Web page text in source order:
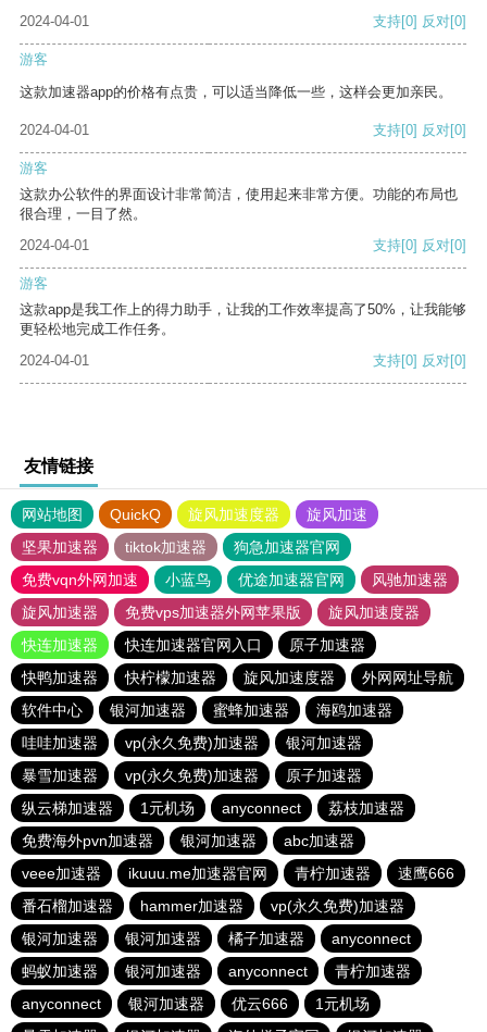
2024-04-01
支持[0] 反对[0]
游客
这款加速器app的价格有点贵，可以适当降低一些，这样会更加亲民。
2024-04-01 支持[0] 反对[0]
游客
这款办公软件的界面设计非常简洁，使用起来非常方便。功能的布局也
很合理，一目了然。
2024-04-01
支持[0] 反对[0]
游客
这款app是我工作上的得力助手，让我的工作效率提高了50%，让我能够
更轻松地完成工作任务。
2024-04-01
支持[0] 反对[0]
友情链接
网站地图 QuickQ 旋风加速度器
旋风加速
坚果加速器
tiktok加速器
狗急加速器官网
免费vqn外网加速
小蓝鸟 优途加速器官网
风驰加速器
旋风加速器
免费vps加速器外网苹果版
旋风加速度器
快连加速器
快连加速器官网入口
原子加速器
快鸭加速器
快柠檬加速器 旋风加速度器
外网网址导航
软件中心
银河加速器 蜜蜂加速器
海鸥加速器
哇哇加速器
vp(永久免费)加速器
银河加速器
暴雪加速器
vp(永久免费)加速器
原子加速器
纵云梯加速器
1元机场 anyconnect
荔枝加速器
免费海外pvn加速器
银河加速器
abc加速器
veee加速器
ikuuu.me加速器官网 青柠加速器
速鹰666
番石榴加速器
hammer加速器
vp(永久免费)加速器
银河加速器
银河加速器 橘子加速器
anyconnect
蚂蚁加速器
银河加速器 anyconnect
青柠加速器
anyconnect
银河加速器 优云666
1元机场